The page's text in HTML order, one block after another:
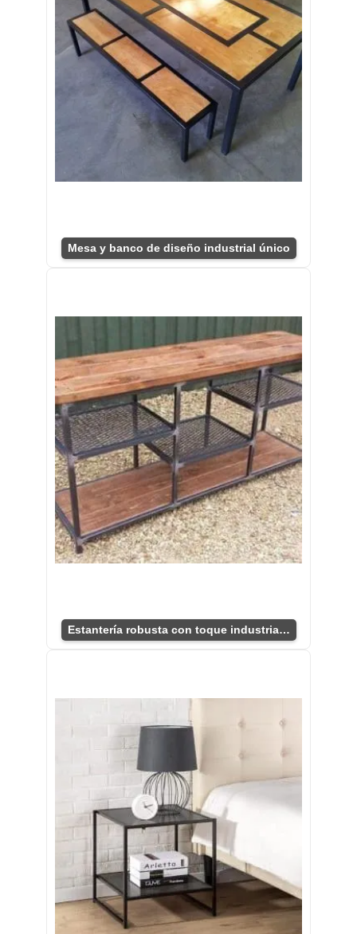
Mesa y banco de diseño industrial único
Estantería robusta con toque industrial único.